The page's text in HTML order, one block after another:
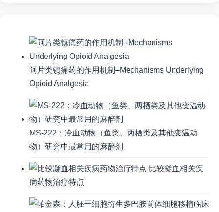
阿片类镇痛药的作用机制–Mechanisms Underlying
Opioid Analgesia
MS-222：冷血动物（鱼类、两栖类及其他变温动
物）研究中最常用的麻醉剂
比较凝血相关疾
病药物治疗特点